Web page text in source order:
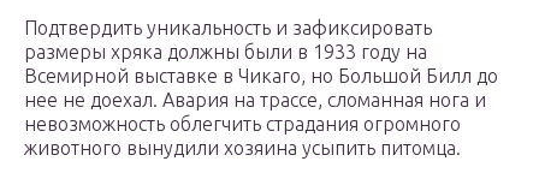
Подтвердить уникальность и зафиксировать
размеры хряка должны были в 1933 году на
Всемирной выставке в Чикаго, но Большой Билл до
нее не доехал. Авария на трассе, сломанная нога и
невозможность облегчить страдания огромного
животного вынудили хозяина усыпить питомца.